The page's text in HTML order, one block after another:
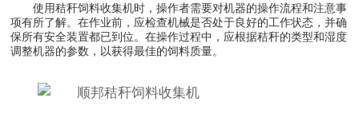
使用秸秆饲料收集机时，操作者需要对机器的操作流程和注意事
项有所了解。在作业前，应检查机械是否处于良好的工作状态，并确
保所有安全装置都已到位。在操作过程中，应根据秸秆的类型和湿度
调整机器的参数，以获得最佳的饲料质量。